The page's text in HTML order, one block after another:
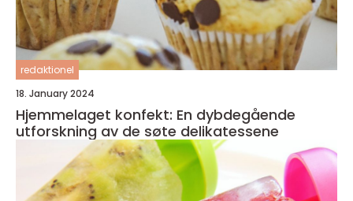
redaktionel
18. January 2024
Hjemmelaget konfekt: En dybdegående
utforskning av de søte delikatessene